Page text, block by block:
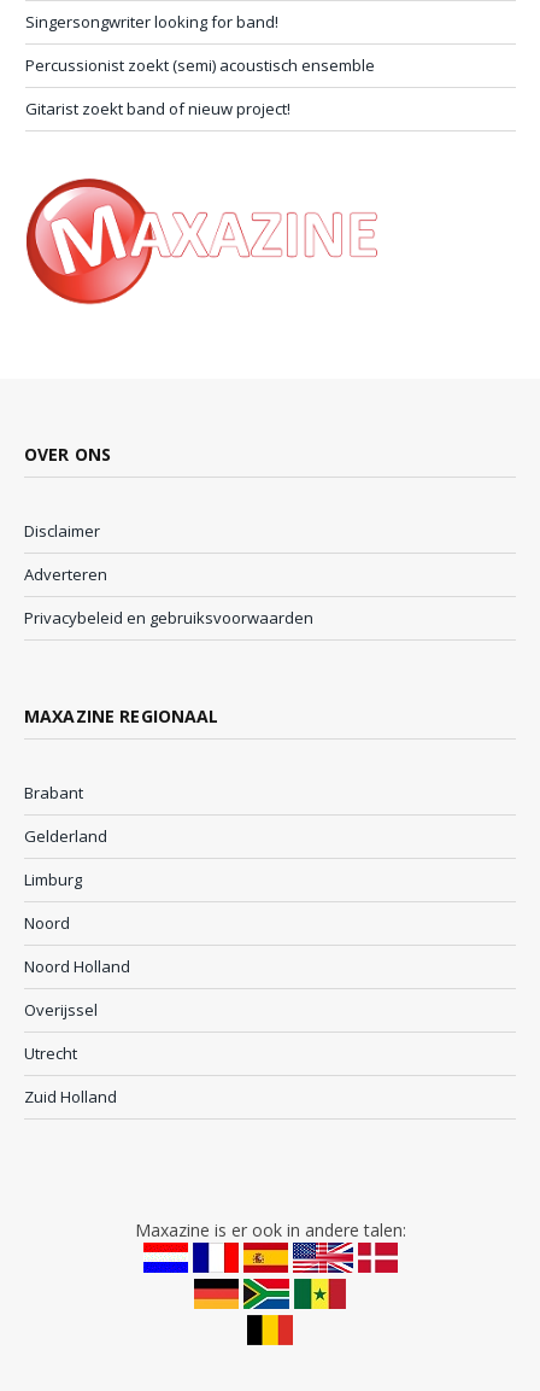
Singersongwriter looking for band!
Percussionist zoekt (semi) acoustisch ensemble
Gitarist zoekt band of nieuw project!
OVER ONS
Disclaimer
Adverteren
Privacybeleid en gebruiksvoorwaarden
MAXAZINE REGIONAAL
Brabant
Gelderland
Limburg
Noord
Noord Holland
Overijssel
Utrecht
Zuid Holland
Maxazine is er ook in andere talen: